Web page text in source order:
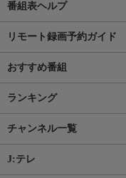
番組表ヘルプ
リモート録画予約ガイド
おすすめ番組
ランキング
チャンネル一覧
J:テレ